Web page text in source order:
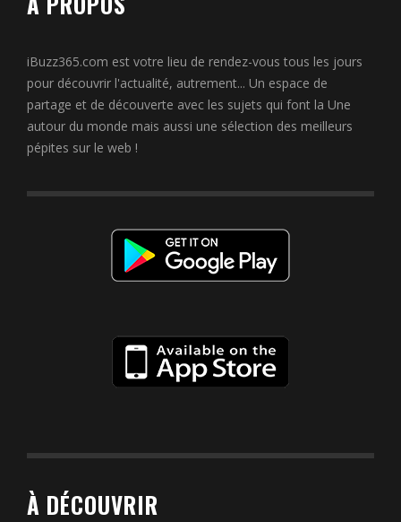
iBuzz365.com est votre lieu de rendez-vous tous les jours
pour découvrir l'actualité, autrement... Un espace de
partage et de découverte avec les sujets qui font la Une
autour du monde mais aussi une sélection des meilleurs
pépites sur le web !
À DÉCOUVRIR